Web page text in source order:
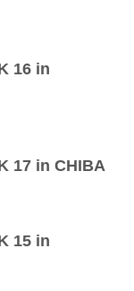
16 in
17 in CHIBA
15 in